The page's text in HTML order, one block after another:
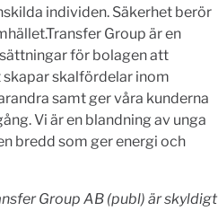
individen. Säkerhet berör
Group är en
för bolagen att
skalfördelar inom
samt ger våra kunderna
Vi är en blandning av unga
bredd som ger energi och
Group AB (publ) är skyldigt